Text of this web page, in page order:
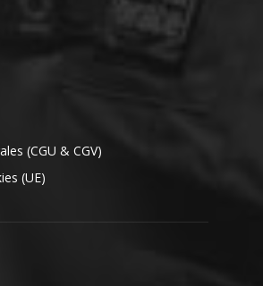
(CGU & CGV)
(UE)